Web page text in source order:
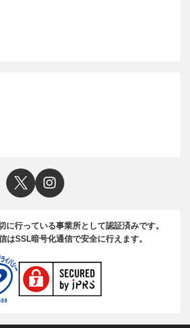
に行っている事業所として認証済みです。
はSSL暗号化通信で安全に行えます。